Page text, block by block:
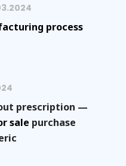
process
prescription —
sale purchase